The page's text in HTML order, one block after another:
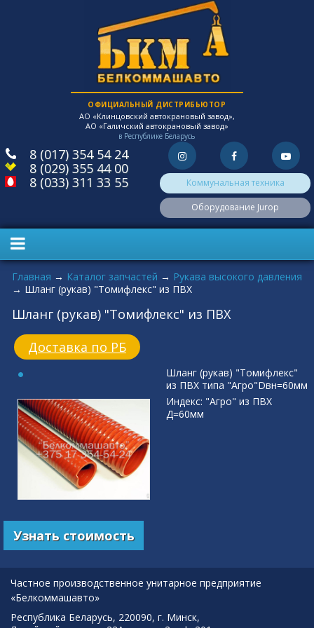
ОФИЦИАЛЬНЫЙ ДИСТРИБЬЮТОР
АО «Клинцовский автокрановый завод»,
АО «Галичский автокрановый завод»
в Республике Беларусь
8 (017) 354 54 24
8 (029) 355 44 00
8 (033) 311 33 55
Коммунальная техника
Оборудование Jurop
Вы здесь
Главная → Каталог запчастей → Рукава высокого давления
→ Шланг (рукав) "Томифлекс" из ПВХ
Шланг (рукав) "Томифлекс" из ПВХ
Доставка по РБ
Узнать стоимость
Шланг (рукав) "Томифлекс"
из ПВХ типа "Агро"Dвн=60мм
Индекс: "Агро" из ПВХ
Д=60мм
Частное производственное унитарное предприятие
«Белкоммашавто»
Республика Беларусь, 220090, г. Минск,